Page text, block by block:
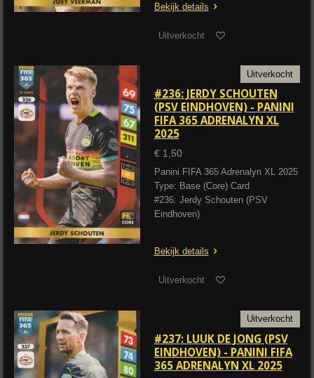
Bekijk details
Uitverkocht
Uitverkocht
#236: JERDY SCHOUTEN
(PSV EINDHOVEN) - PANINI
FIFA 365 ADRENALYN XL
2025
€ 1,50
Panini FIFA 365 Adrenalyn XL 2025
Type: Base (Core) Card
#236: Jerdy Schouten (PSV
Eindhoven)
Bekijk details
Uitverkocht
Uitverkocht
#237: LUUK DE JONG (PSV
EINDHOVEN) - PANINI FIFA
365 ADRENALYN XL 2025